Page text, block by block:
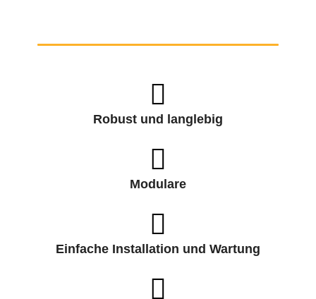
Robust und langlebig
Modulare
Einfache Installation und Wartung